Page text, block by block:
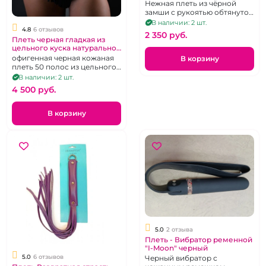
4.8 6 отзывов
Плеть черная гладкая из
цельного куска натуральной
кожи "BDSM Arsenal"
офигенная черная кожаная
плеть 50 полос из цельного
куска кожи
В наличии: 2 шт.
4 500 pуб.
В корзину
Нежная плеть из чёрной
замши с рукоятью обтянутой
фиолетовым бархатом.
В наличии: 2 шт.
2 350 pуб.
В корзину
5.0 6 отзывов
5.0 2 отзыва
Плеть - Вибратор ременной
"I-Moon" черный
Черный вибратор с